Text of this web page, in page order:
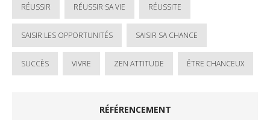
RÉUSSIR RÉUSSIR SA VIE RÉUSSITE
SAISIR LES OPPORTUNITÉS SAISIR SA CHANCE
SUCCÈS VIVRE ZEN ATTITUDE ÊTRE CHANCEUX
RÉFÉRENCEMENT